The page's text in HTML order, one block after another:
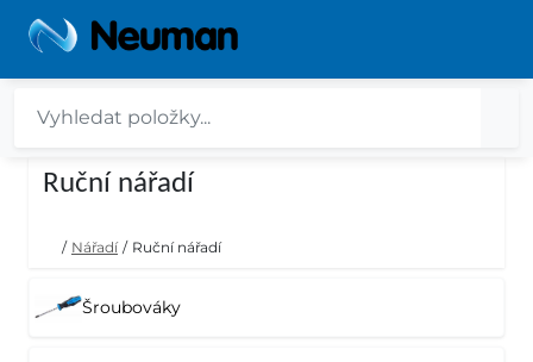
Ruční nářadí
/ Nářadí / Ruční nářadí
Šroubováky